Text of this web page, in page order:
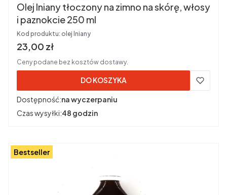
Olej lniany tłoczony na zimno na skórę, włosy
i paznokcie 250 ml
Kod produktu: olej lniany
Cena brutto
23,00 zł
Ceny podane bez kosztów dostawy.
DO KOSZYKA
Dostępność:na wyczerpaniu
Czas wysyłki:48 godzin
Bestseller